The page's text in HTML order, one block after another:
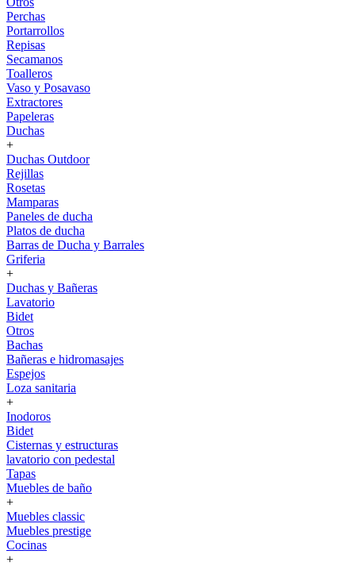
Perchas
Portarrollos
Repisas
Secamanos
Toalleros
Vaso y Posavaso
Extractores
Papeleras
Duchas
+
Duchas Outdoor
Rejillas
Rosetas
Mamparas
Paneles de ducha
Platos de ducha
Barras de Ducha y Barrales
Griferia
+
Duchas y Bañeras
Lavatorio
Bidet
Otros
Bachas
Bañeras e hidromasajes
Espejos
Loza sanitaria
+
Inodoros
Bidet
Cisternas y estructuras
lavatorio con pedestal
Tapas
Muebles de baño
+
Muebles classic
Muebles prestige
Cocinas
+